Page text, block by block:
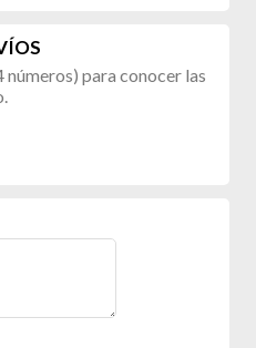
para conocer las